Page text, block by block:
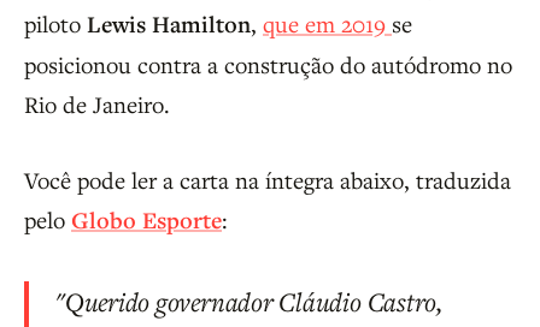
piloto Lewis Hamilton, que em 2019 se
posicionou contra a construção do autódromo no
Rio de Janeiro.
Você pode ler a carta na íntegra abaixo, traduzida
pelo Globo Esporte:
"Querido governador Cláudio Castro,